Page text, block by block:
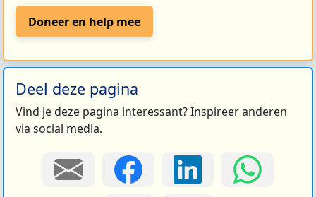
Doneer en help mee
Deel deze pagina
Vind je deze pagina interessant? Inspireer anderen
via social media.